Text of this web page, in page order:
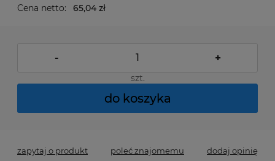
Cena netto: 65,04 zł
- +
szt.
do koszyka
zapytaj o produkt poleć znajomemu
dodaj opinię